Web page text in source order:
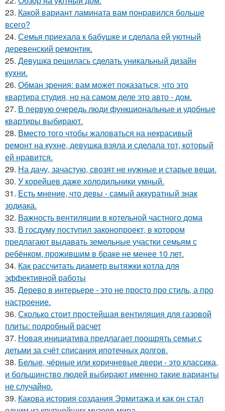
23. Какой вариант ламината вам понравился больше
всего?
24. Семья приехала к бабушке и сделала ей уютный
деревенский ремонтик.
25. Девушка решилась сделать уникальный дизайн
кухни.
26. Обман зрения: вам может показаться, что это
квартира студия, но на самом деле это авто - дом.
27. В первую очередь люди функциональные и удобные
квартиры выбирают.
28. Вместо того чтобы жаловаться на некрасивый
ремонт на кухне, девушка взяла и сделала тот, который
ей нравится.
29. На дачу, зачастую, свозят не нужные и старые вещи.
30. У корейцев даже холодильники умный.
31. Есть мнение, что девы - самый аккуратный знак
зодиака.
32. Важность вентиляции в котельной частного дома
33. В госдуму поступил законопроект, в котором
предлагают выдавать земельные участки семьям с
ребёнком, прожившим в браке не менее 10 лет.
34. Как рассчитать диаметр вытяжки котла для
эффективной работы
35. Дерево в интерьере - это не просто про стиль, а про
настроение.
36. Сколько стоит простейшая вентиляция для газовой
плиты: подробный расчет
37. Новая инициатива предлагает поощрять семьи с
детьми за счёт списания ипотечных долгов.
38. Белые, чёрные или коричневые двери - это классика,
и большинство людей выбирают именно такие варианты
не случайно.
39. Какова история создания Эрмитажа и как он стал